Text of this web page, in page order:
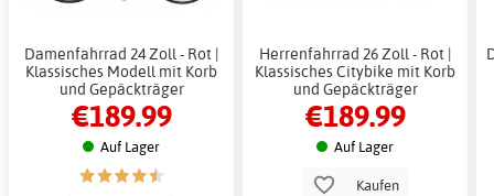
Damenfahrrad 24 Zoll - Rot |
Klassisches Modell mit Korb
und Gepäckträger
€189.99
Auf Lager
Herrenfahrrad 26 Zoll - Rot |
Klassisches Citybike mit Korb
und Gepäckträger
€189.99
Auf Lager
Kaufen